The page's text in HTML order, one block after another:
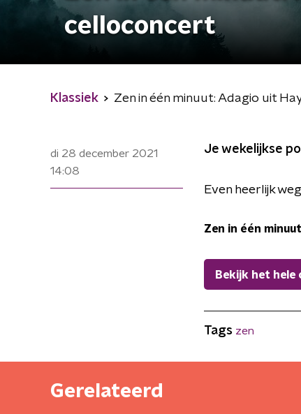
celloconcert
Klassiek Zen in één minuut: Adagio uit
di 28 december 2021
14:08
Je wekelijkse
Even heerlijk
Zen in één
Bekijk het hele
Tags zen
Gerelateerd